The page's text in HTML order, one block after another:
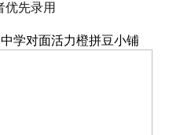
优先录用
学对面活力橙拼豆小铺